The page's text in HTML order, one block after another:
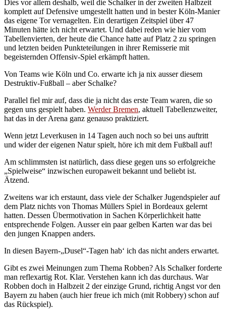
Dies vor allem deshalb, weil die Schalker in der zweiten Halbzeit
komplett auf Defensive umgestellt hatten und in bester Köln-Manier
das eigene Tor vernagelten. Ein derartigen Zeitspiel über 47
Minuten hätte ich nicht erwartet. Und dabei reden wie hier vom
Tabellenvierten, der heute die Chance hatte auf Platz 2 zu springen
und letzten beiden Punkteteilungen in ihrer Remisserie mit
begeisternden Offensiv-Spiel erkämpft hatten.
Von Teams wie Köln und Co. erwarte ich ja nix ausser diesem
Destruktiv-Fußball – aber Schalke?
Parallel fiel mir auf, dass die ja nicht das erste Team waren, die so
gegen uns gespielt haben. Werder Bremen, aktuell Tabellenzweiter,
hat das in der Arena ganz genauso praktiziert.
Wenn jetzt Leverkusen in 14 Tagen auch noch so bei uns auftritt
und wider der eigenen Natur spielt, höre ich mit dem Fußball auf!
Am schlimmsten ist natürlich, dass diese gegen uns so erfolgreiche
„Spielweise“ inzwischen europaweit bekannt und beliebt ist.
Ätzend.
Zweitens war ich erstaunt, dass viele der Schalker Jugendspieler auf
dem Platz nichts von Thomas Müllers Spiel in Bordeaux gelernt
hatten. Dessen Übermotivation in Sachen Körperlichkeit hatte
entsprechende Folgen. Ausser ein paar gelben Karten war das bei
den jungen Knappen anders.
In diesen Bayern-„Dusel“-Tagen hab‘ ich das nicht anders erwartet.
Gibt es zwei Meinungen zum Thema Robben? Als Schalker forderte
man reflexartig Rot. Klar. Verstehen kann ich das durchaus. War
Robben doch in Halbzeit 2 der einzige Grund, richtig Angst vor den
Bayern zu haben (auch hier freue ich mich (mit Robbery) schon auf
das Rückspiel).